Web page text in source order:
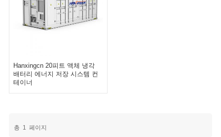
Hanxingcn 20피트 액체 냉각
배터리 에너지 저장 시스템 컨
테이너
총 1 페이지